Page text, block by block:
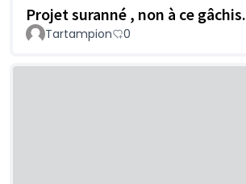
Projet suranné , non à ce gâchis.
Tartampion 0